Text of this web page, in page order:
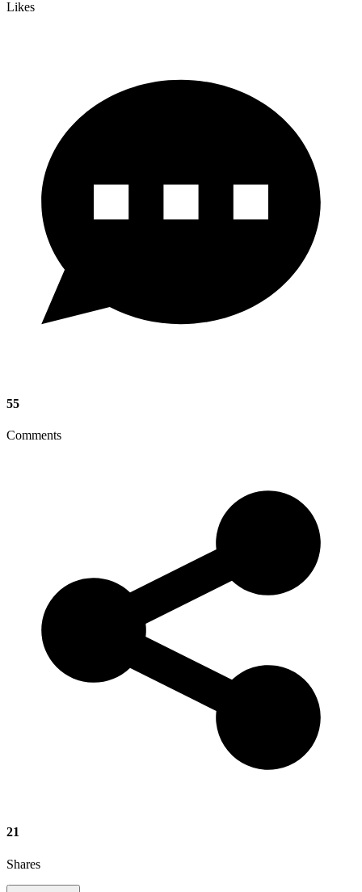
Likes
55
Comments
21
Shares